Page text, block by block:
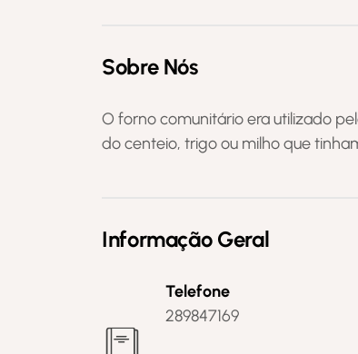
Sobre Nós
O forno comunitário era utilizado
do centeio, trigo ou milho que
Informação Geral
Telefone
289847169